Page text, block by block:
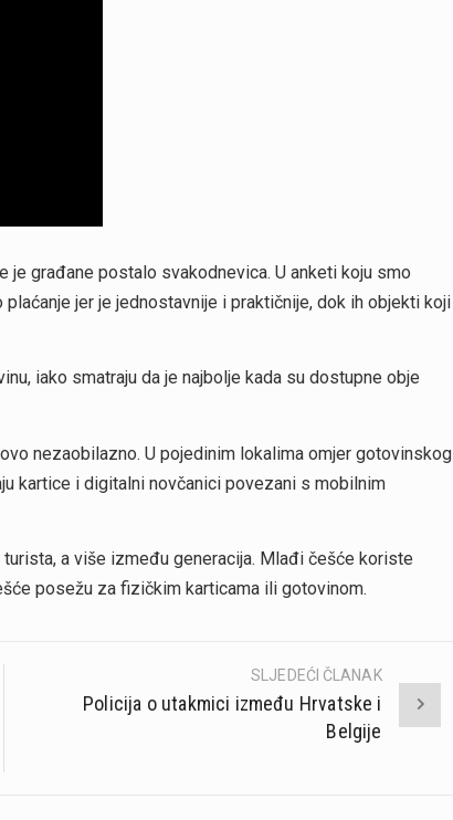
građane postalo svakodnevica. U anketi koju smo
jer je jednostavnije i praktičnije, dok ih objekti koji
iako smatraju da je najbolje kada su dostupne obje
nezaobilazno. U pojedinim lokalima omjer gotovinskog
kartice i digitalni novčanici povezani s mobilnim
a više između generacija. Mlađi češće koriste
posežu za fizičkim karticama ili gotovinom.
SLJEDEĆI ČLANAK
Policija o utakmici između Hrvatske i
Belgije